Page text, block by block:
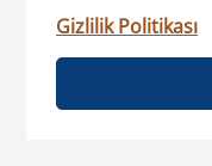
Gizlilik Politikası